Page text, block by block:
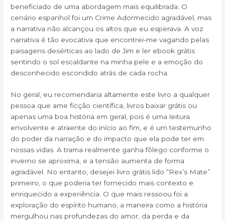
beneficiado de uma abordagem mais equilibrada. O
cenário espanhol foi um Crime Adormecido agradável, mas
a narrativa não alcançou os altos que eu esperava. A voz
narrativa é tão evocativa que encontrei-me vagando pelas
paisagens desérticas ao lado de Jim e ler ebook grátis
sentindo o sol escaldante na minha pele e a emoção do
desconhecido escondido atrás de cada rocha.
No geral, eu recomendaria altamente este livro a qualquer
pessoa que ame ficção científica, livros baixar grátis ou
apenas uma boa história em geral, pois é uma leitura
envolvente e atraente do início ao fim, e é um testemunho
do poder da narração e do impacto que ela pode ter em
nossas vidas. A trama realmente ganha fôlego conforme o
inverno se aproxima, e a tensão aumenta de forma
agradável. No entanto, desejei livro grátis lido “Rex’s Mate”
primeiro, o que poderia ter fornecido mais contexto e
enriquecido a experiência. O que mais ressoou foi a
exploração do espírito humano, a maneira como a história
mergulhou nas profundezas do amor, da perda e da